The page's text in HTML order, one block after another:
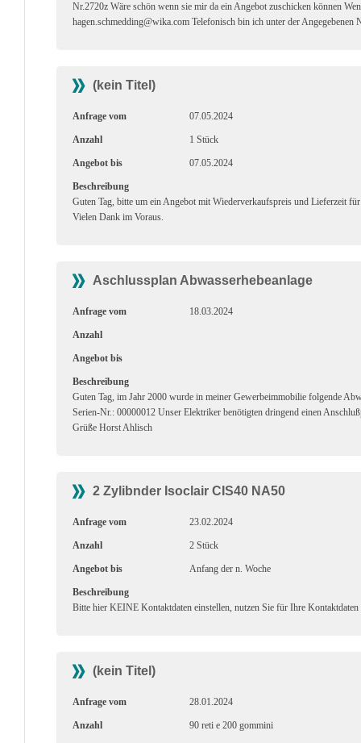
Nr.2720z Wäre schön wenn sie mir da ein Angebot zuschicken können
hagen.schmedding@wika.com Telefonisch bin ich unter der
(kein Titel)
Anfrage vom 07.05.2024
Anzahl 1 Stück
Angebot bis 07.05.2024
Beschreibung
Guten Tag, bitte um ein Angebot mit Wiederverkaufspreis und Lieferzeit
Vielen Dank im Voraus.
Aschlussplan Abwasserhebeanlage
Anfrage vom 18.03.2024
Anzahl
Angebot bis
Beschreibung
Guten Tag, im Jahr 2000 wurde in meiner Gewerbeimmobilie folgende
Serien-Nr.: 00000012 Unser Elektriker benötigten dringend einen
Grüße Horst Ahlisch
2 Zylibnder Isoclair CIS40 NA50
Anfrage vom 23.02.2024
Anzahl 2 Stück
Angebot bis Anfang der n. Woche
Beschreibung
Bitte hier KEINE Kontaktdaten einstellen, nutzen Sie für Ihre
(kein Titel)
Anfrage vom 28.01.2024
Anzahl 90 reti e 200 gommini